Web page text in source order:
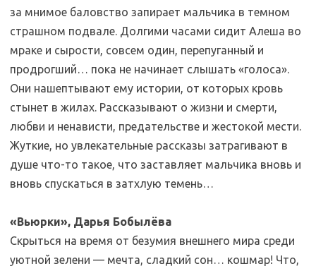
за мнимое баловство запирает мальчика в темном
страшном подвале. Долгими часами сидит Алеша во
мраке и сырости, совсем один, перепуганный и
продрогший… пока не начинает слышать «голоса».
Они нашептывают ему истории, от которых кровь
стынет в жилах. Рассказывают о жизни и смерти,
любви и ненависти, предательстве и жестокой мести.
Жуткие, но увлекательные рассказы затрагивают в
душе что-то такое, что заставляет мальчика вновь и
вновь спускаться в затхлую темень…
«Вьюрки», Дарья Бобылёва
Скрыться на время от безумия внешнего мира среди
уютной зелени — мечта, сладкий сон… кошмар! Что,